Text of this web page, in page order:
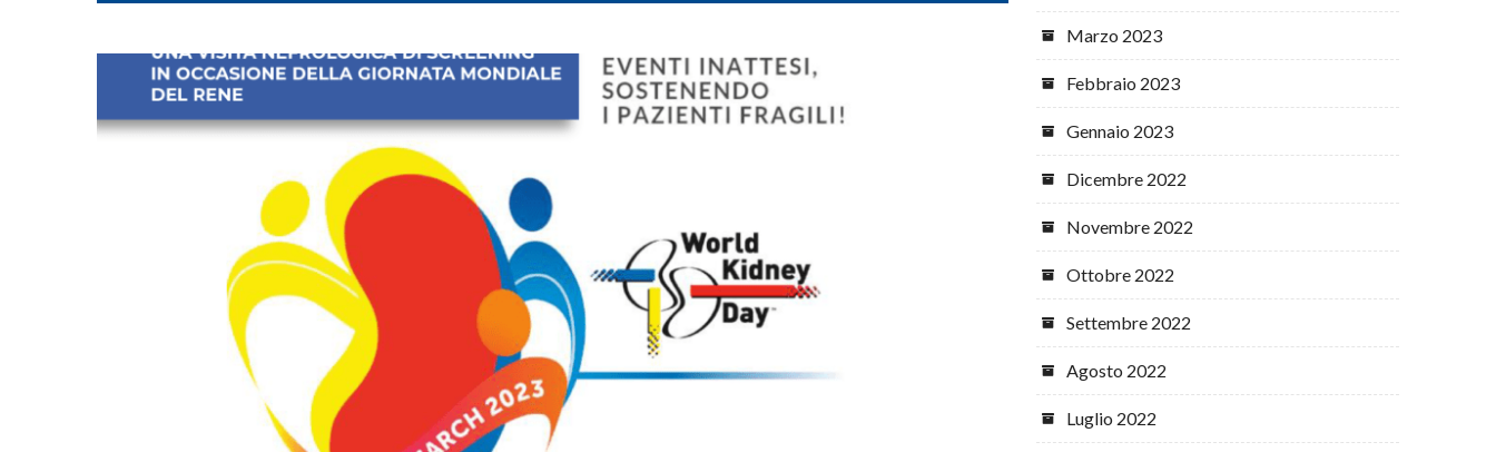
Marzo 2023
Febbraio 2023
Gennaio 2023
Dicembre 2022
Novembre 2022
Ottobre 2022
Settembre 2022
Agosto 2022
Luglio 2022